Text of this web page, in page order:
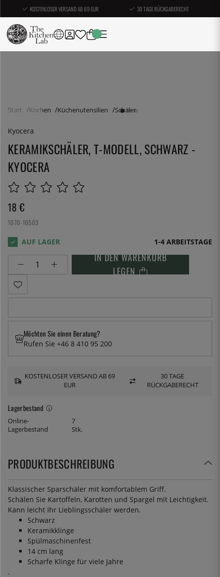
KOSTENLOSER VERSAND AB 69 EUR 30 TAGE RÜCKGABERECHT
Start Kochen Küchenutensilien Schäler
Kyocera
KERAMIKSCHÄLER, T-MODELL, SCHWARZ -
KYOCERA
18 €
1070-10503
1-4 ARBEITSTAGE
IN DEN WARENKORB
LEGEN
Lagerbestand
Online-
Lagerbestand
7
Stk.
Möchten Sie einen Beratung?
Rufen Sie +46 8 410 95 200
KOSTENLOSER VERSAND AB 69
EUR
30 TAGE
RÜCKGABERECHT
PRODUKTBESCHREIBUNG
Klassischer Sparschäler mit komfortablem Griff.
Schälen Sie Kartoffeln, Karotten und Spargel mit Leichtigkeit.
Kann leicht Ihr Lieblingsschäler werden.
Schwarz
Keramikklinge
Spülmaschinenfest
14 cm lang
Scharfe Klinge für viele Jahre
.